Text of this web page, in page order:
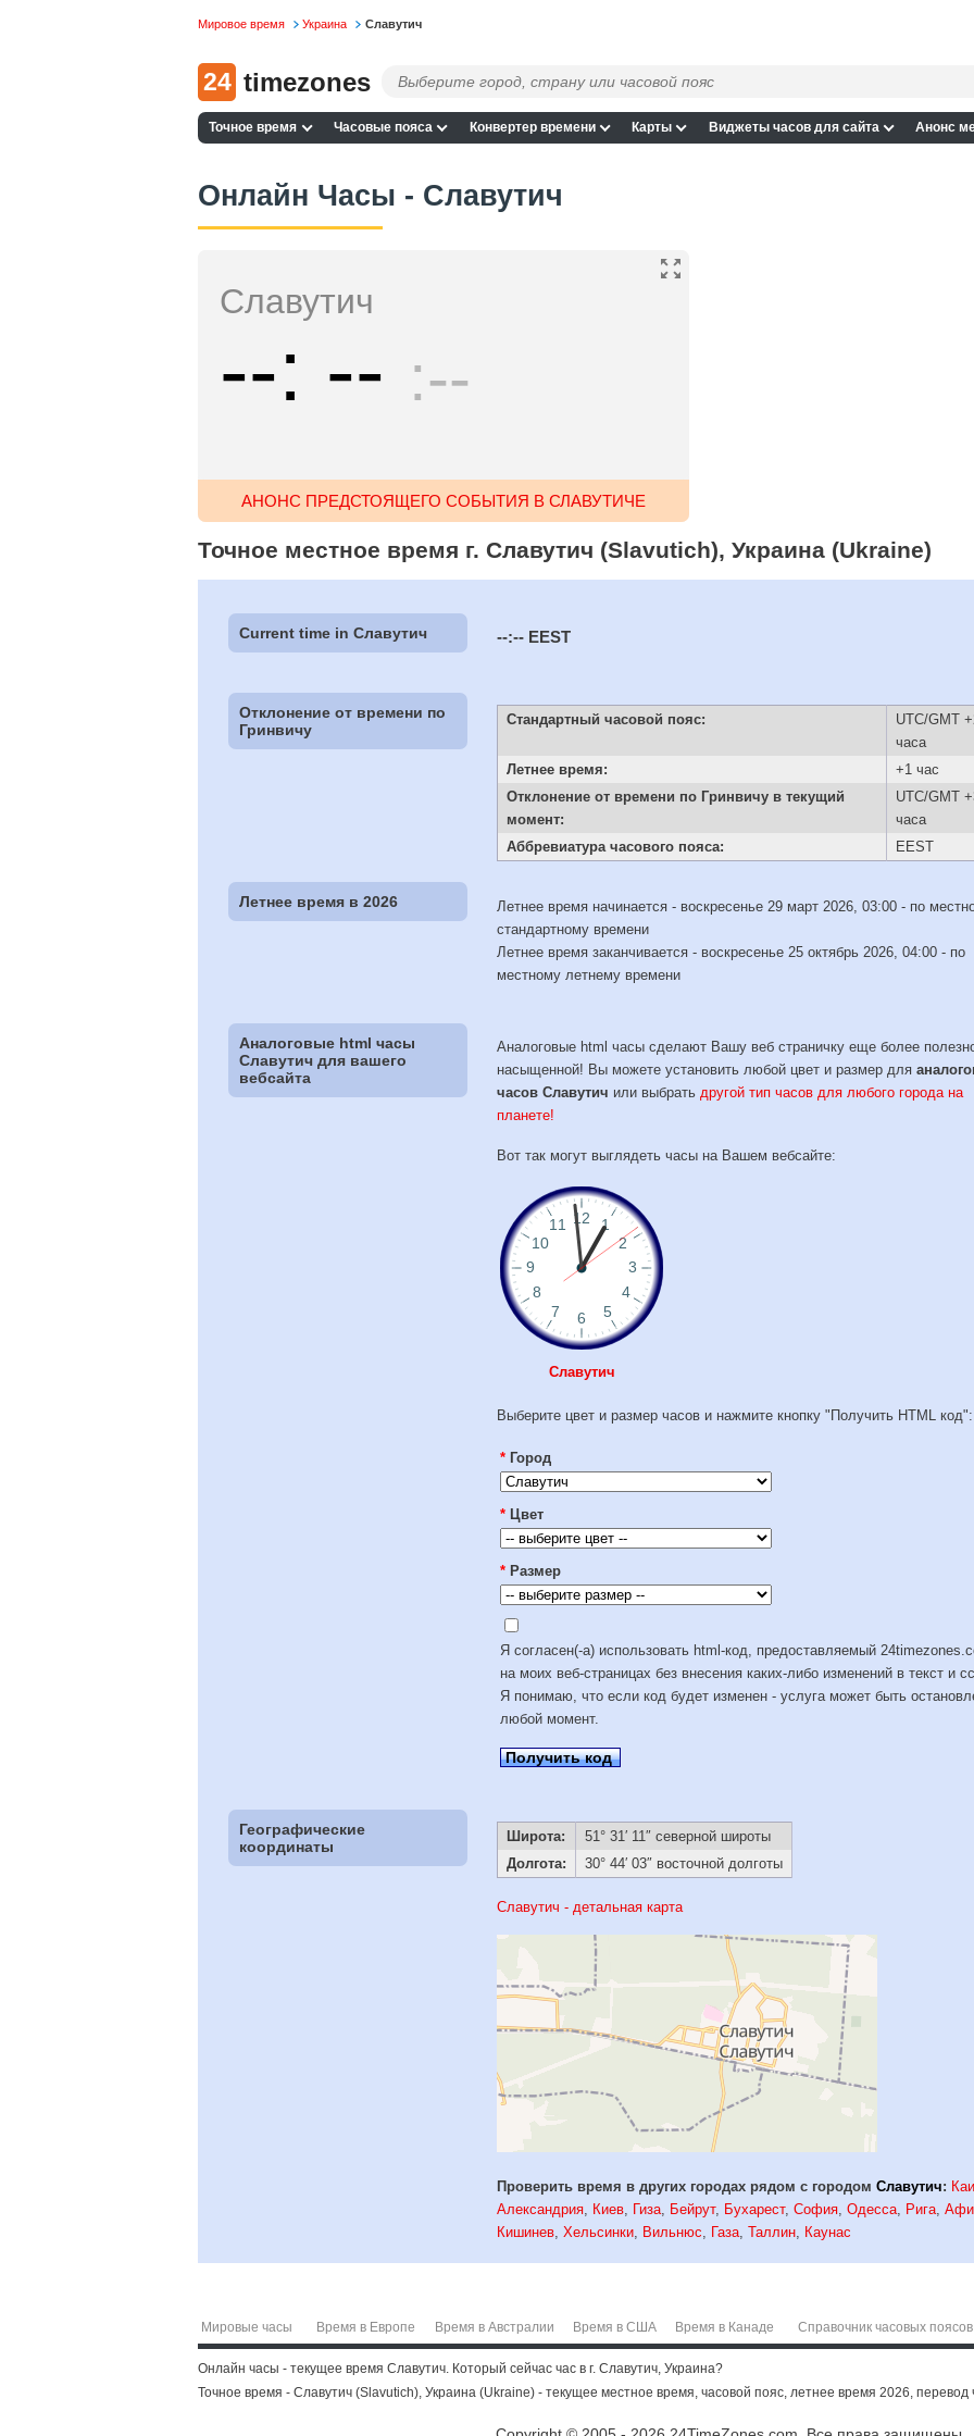
Мировое время Украина Славутич
24 timezones
Точное время Часовые пояса Конвертер времени Карты Виджеты часов для сайта Анонс
Онлайн Часы - Славутич
Славутич
-- -- --
АНОНС ПРЕДСТОЯЩЕГО СОБЫТИЯ В СЛАВУТИЧЕ
Точное местное время г. Славутич (Slavutich), Украина (Ukraine)
Current time in Славутич --:-- EEST
Отклонение от времени по
Гринвичу
Стандартный часовой пояс:
UTC/GMT
часа
Летнее время:
+1 час
Отклонение от времени по Гринвичу в текущий
момент:
UTC/GMT
часа
Аббревиатура часового пояса:
EEST
Летнее время в 2026
Летнее время начинается - воскресенье 29 март 2026, 03:00 - по
стандартному времени
Летнее время заканчивается - воскресенье 25 октябрь 2026, 04:00 - по
местному летнему времени
Аналоговые html часы
Славутич для вашего
вебсайта
Аналоговые html часы сделают Вашу веб страничку еще более
насыщенной! Вы можете установить любой цвет и размер для
часов Славутич или выбратьдругой тип часов для любого города на
планете!
Вот так могут выглядеть часы на Вашем вебсайте:
Славутич
Выберите цвет и размер часов и нажмите кнопку "Получить HTML код":
* Город
* Цвет
* Размер
Я согласен(-а) использовать html-код, предоставляемый
на моих веб-страницах без внесения каких-либо изменений в текст и
Я понимаю, что если код будет изменен - услуга может быть
любой момент.
Получить код
Географические
координаты
Широта:
51° 31′ 11″ северной широты
Долгота:
30° 44′ 03″ восточной долготы
Славутич - детальная карта
Проверить время в других городах рядом с городомСлавутич:
Александрия, Киев, Гиза, Бейрут, Бухарест,София,Одесса, Рига,
Кишинев,Хельсинки, Вильнюс, Газа,Таллин, Каунас
Мировые часы Время в Европе Время в Австралии Время в США Время в Канаде Справочник часовых поясов
Онлайн часы - текущее время Славутич. Который сейчас час в г. Славутич, Украина?
Точное время - Славутич (Slavutich), Украина (Ukraine) - текущее местное время, часовой пояс, летнее время 2026, перевод